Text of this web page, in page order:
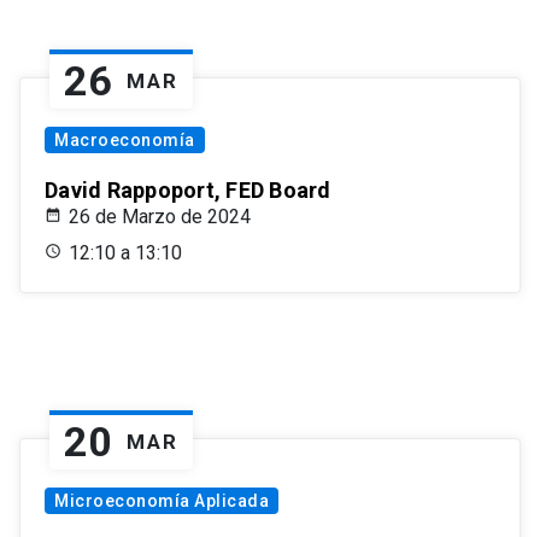
26 MAR
Macroeconomía
David Rappoport, FED Board
26 de Marzo de 2024
12:10 a 13:10
20 MAR
Microeconomía Aplicada